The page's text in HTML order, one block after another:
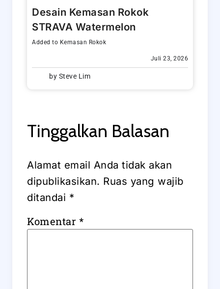
Desain Kemasan Rokok
STRAVA Watermelon
Added to Kemasan Rokok
Juli 23, 2026
by Steve Lim
Tinggalkan Balasan
Alamat email Anda tidak akan
dipublikasikan. Ruas yang wajib
ditandai *
Komentar *